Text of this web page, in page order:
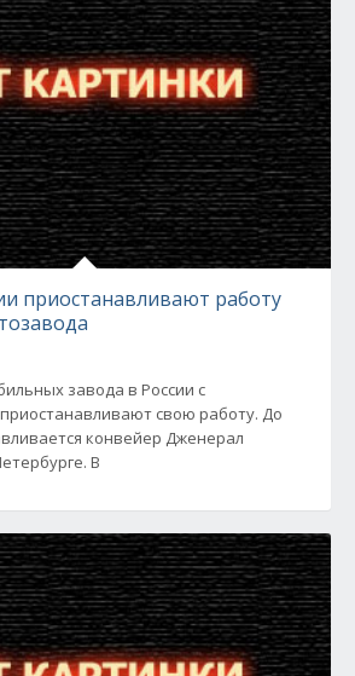
приостанавливают работу
завода в России с
свою работу. До
конвейер Дженерал
В